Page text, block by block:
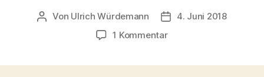
Beitragsautor
Von Ulrich Würdemann Beitragsdatum
4. Juni 2018
1 Kommentarzu